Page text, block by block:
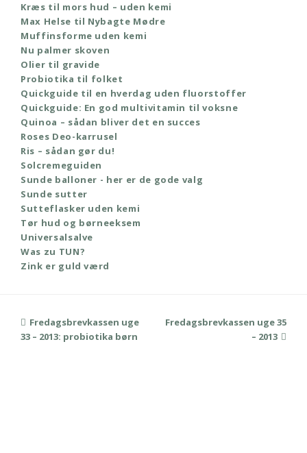
Kræs til mors hud – uden kemi
Max Helse til Nybagte Mødre
Muffinsforme uden kemi
Nu palmer skoven
Olier til gravide
Probiotika til folket
Quickguide til en hverdag uden fluorstoffer
Quickguide: En god multivitamin til voksne
Quinoa – sådan bliver det en succes
Roses Deo-karrusel
Ris – sådan gør du!
Solcremeguiden
Sunde balloner - her er de gode valg
Sunde sutter
Sutteflasker uden kemi
Tør hud og børneeksem
Universalsalve
Was zu TUN?
Zink er guld værd
previous
post:
Fredagsbrevkassen uge
33 – 2013: probiotika børn
next
Fredagsbrevkassen uge 35
– 2013